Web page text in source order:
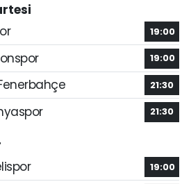
19:00
19:00
21:30
21:30
19:00